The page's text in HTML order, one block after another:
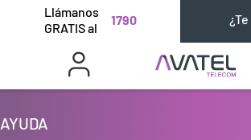
Llámanos
GRATIS al
1790
AYUDA